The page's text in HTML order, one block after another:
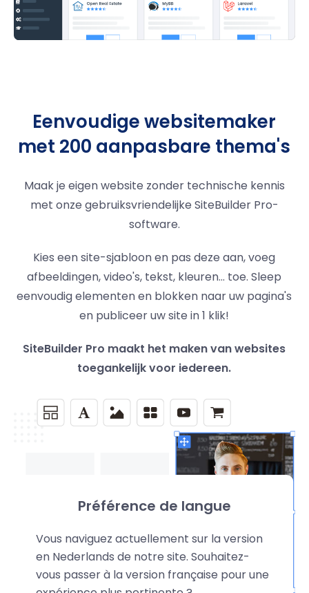
Eenvoudige websitemaker
met 200 aanpasbare thema's
Maak je eigen website zonder technische kennis
met onze gebruiksvriendelijke SiteBuilder Pro-
software.
Kies een site-sjabloon en pas deze aan, voeg
afbeeldingen, video's, tekst, kleuren... toe. Sleep
eenvoudig elementen en blokken naar uw pagina's
en publiceer uw site in 1 klik!
SiteBuilder Pro maakt het maken van websites
toegankelijk voor iedereen.
Préférence de langue
Vous naviguez actuellement sur la version
en Nederlands de notre site. Souhaitez-
vous passer à la version française pour une